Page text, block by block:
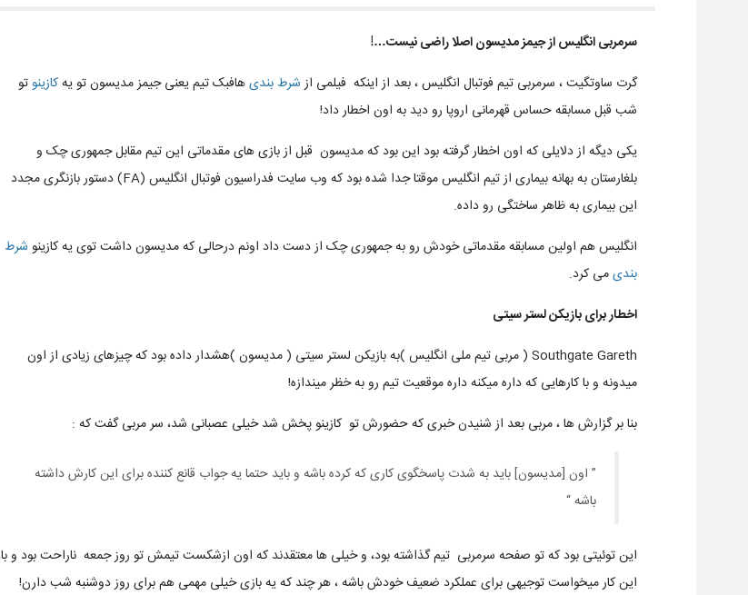
سرمربی انگلیس از جیمز مدیسون اصلا راضی نیست…!
گرت ساوتگیت ، سرمربی تیم فوتبال انگلیس ، بعد از اینکه فیلمی از شرط بندیهافبک تیم یعنی جیمز مدیسون تو یهکازینو تو
شب قبل مسابقه حساس قهرمانی اروپا رو دید به اون اخطار داد!
یکی دیگه از دلایلی که اون اخطار گرفته بود این بود که مدیسون قبل از بازی های مقدماتی این تیم مقابل جمهوری چک و
بلغارستان به بهانه بیماری از تیم انگلیس موقتا جدا شده بود که وب سایت فدراسیون فوتبال انگلیس (FA) دستور بازنگری مجدد
این بیماری به ظاهر ساختگی رو داده.
انگلیس هم اولین مسابقه مقدماتی خودش رو به جمهوری چک از دست داد اونم درحالی که مدیسون داشت توی یه کازینو شرط
بندیمی کرد.
اخطار برای بازیکن لستر سیتی
Southgate Gareth ( مربی تیم ملی انگلیس )به بازیکن لستر سیتی ( مدیسون )هشدار داده بود كه چیزهای زیادی از اون
میدونه و با کارهایی که داره میکنه داره موقعیت تیم رو به خظر میندازه!
بنا بر گزارش ها ، مربی بعد از شنیدن خبری که حضورش تو کازینو پخش شد خیلی عصبانی شد، سر مربی گفت که :
” اون [مدیسون] باید به شدت پاسخگوی کاری که کرده باشه و باید حتما یه جواب قانع کننده برای این کارش داشته
باشه “
این توئیتی بود که تو صفحه سرمربی تیم گذاشته بود، و خیلی ها معتقدند که اون ازشکست تیمش تو روز جمعه ناراحت بود و با
این کار میخواست توجیهی برای عملکرد ضعیف خودش باشه ، هر چند که یه بازی خیلی مهمی هم برای روز دوشنبه شب دارن!